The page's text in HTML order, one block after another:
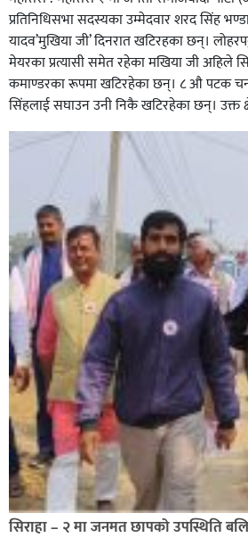
सिराहाको औरहीमा जेन-जी भेला सम्पन्न
प्रतिनिधिसभा सदस्यका उम्मेदवार शरद सिंह
यादव’मुखिया जी’ दिनरात खटिरहका छन्।
मेयरका प्रत्यासी समेत रहेका मखिया जी अहिले
कमाण्डरका रूपमा खटिरहेका छन्। ८ औ पटक
सिंहलाई सघाउन उनी निकै खटिरहेका छन्। उक्त
सिराहा – २ मा जनमत छापको उपस्थिति